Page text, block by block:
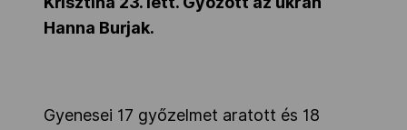
OVEP
Hanna Burjak.
Gyenesei 17 győzelmet aratott és 18